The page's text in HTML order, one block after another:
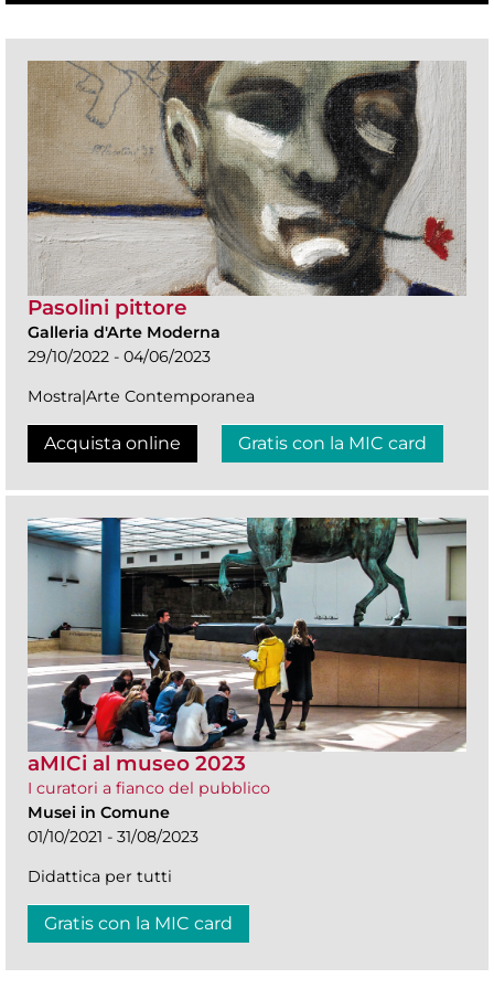
Pasolini pittore
Galleria d'Arte Moderna
29/10/2022 - 04/06/2023
Mostra|Arte Contemporanea
Acquista online Gratis con la MIC card
aMICi al museo 2023
I curatori a fianco del pubblico
Musei in Comune
01/10/2021 - 31/08/2023
Didattica per tutti
Gratis con la MIC card